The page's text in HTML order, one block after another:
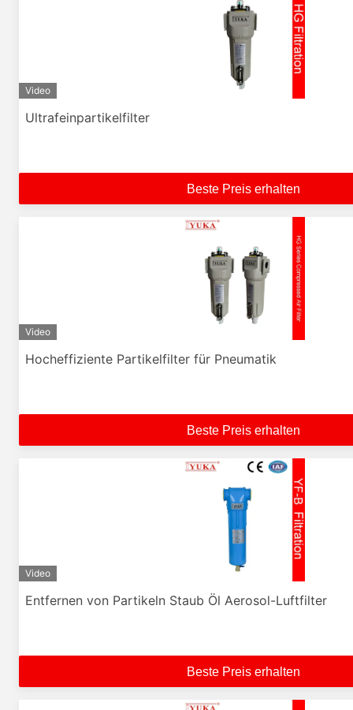
Video
Ultrafeinpartikelfilter
Beste Preis erhalten
Video
Hocheffiziente Partikelfilter für Pneumatik
Beste Preis erhalten
Video
Entfernen von Partikeln Staub Öl Aerosol-Luftfilter
Beste Preis erhalten